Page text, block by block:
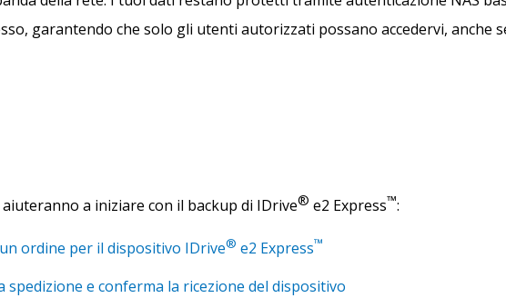
garantendo che solo gli utenti autorizzati possano accedervi, anche
a iniziare con il backup di IDrive® e2 Express™:
ordine per il dispositivo IDrive® e2 Express™
spedizione e conferma la ricezione del dispositivo